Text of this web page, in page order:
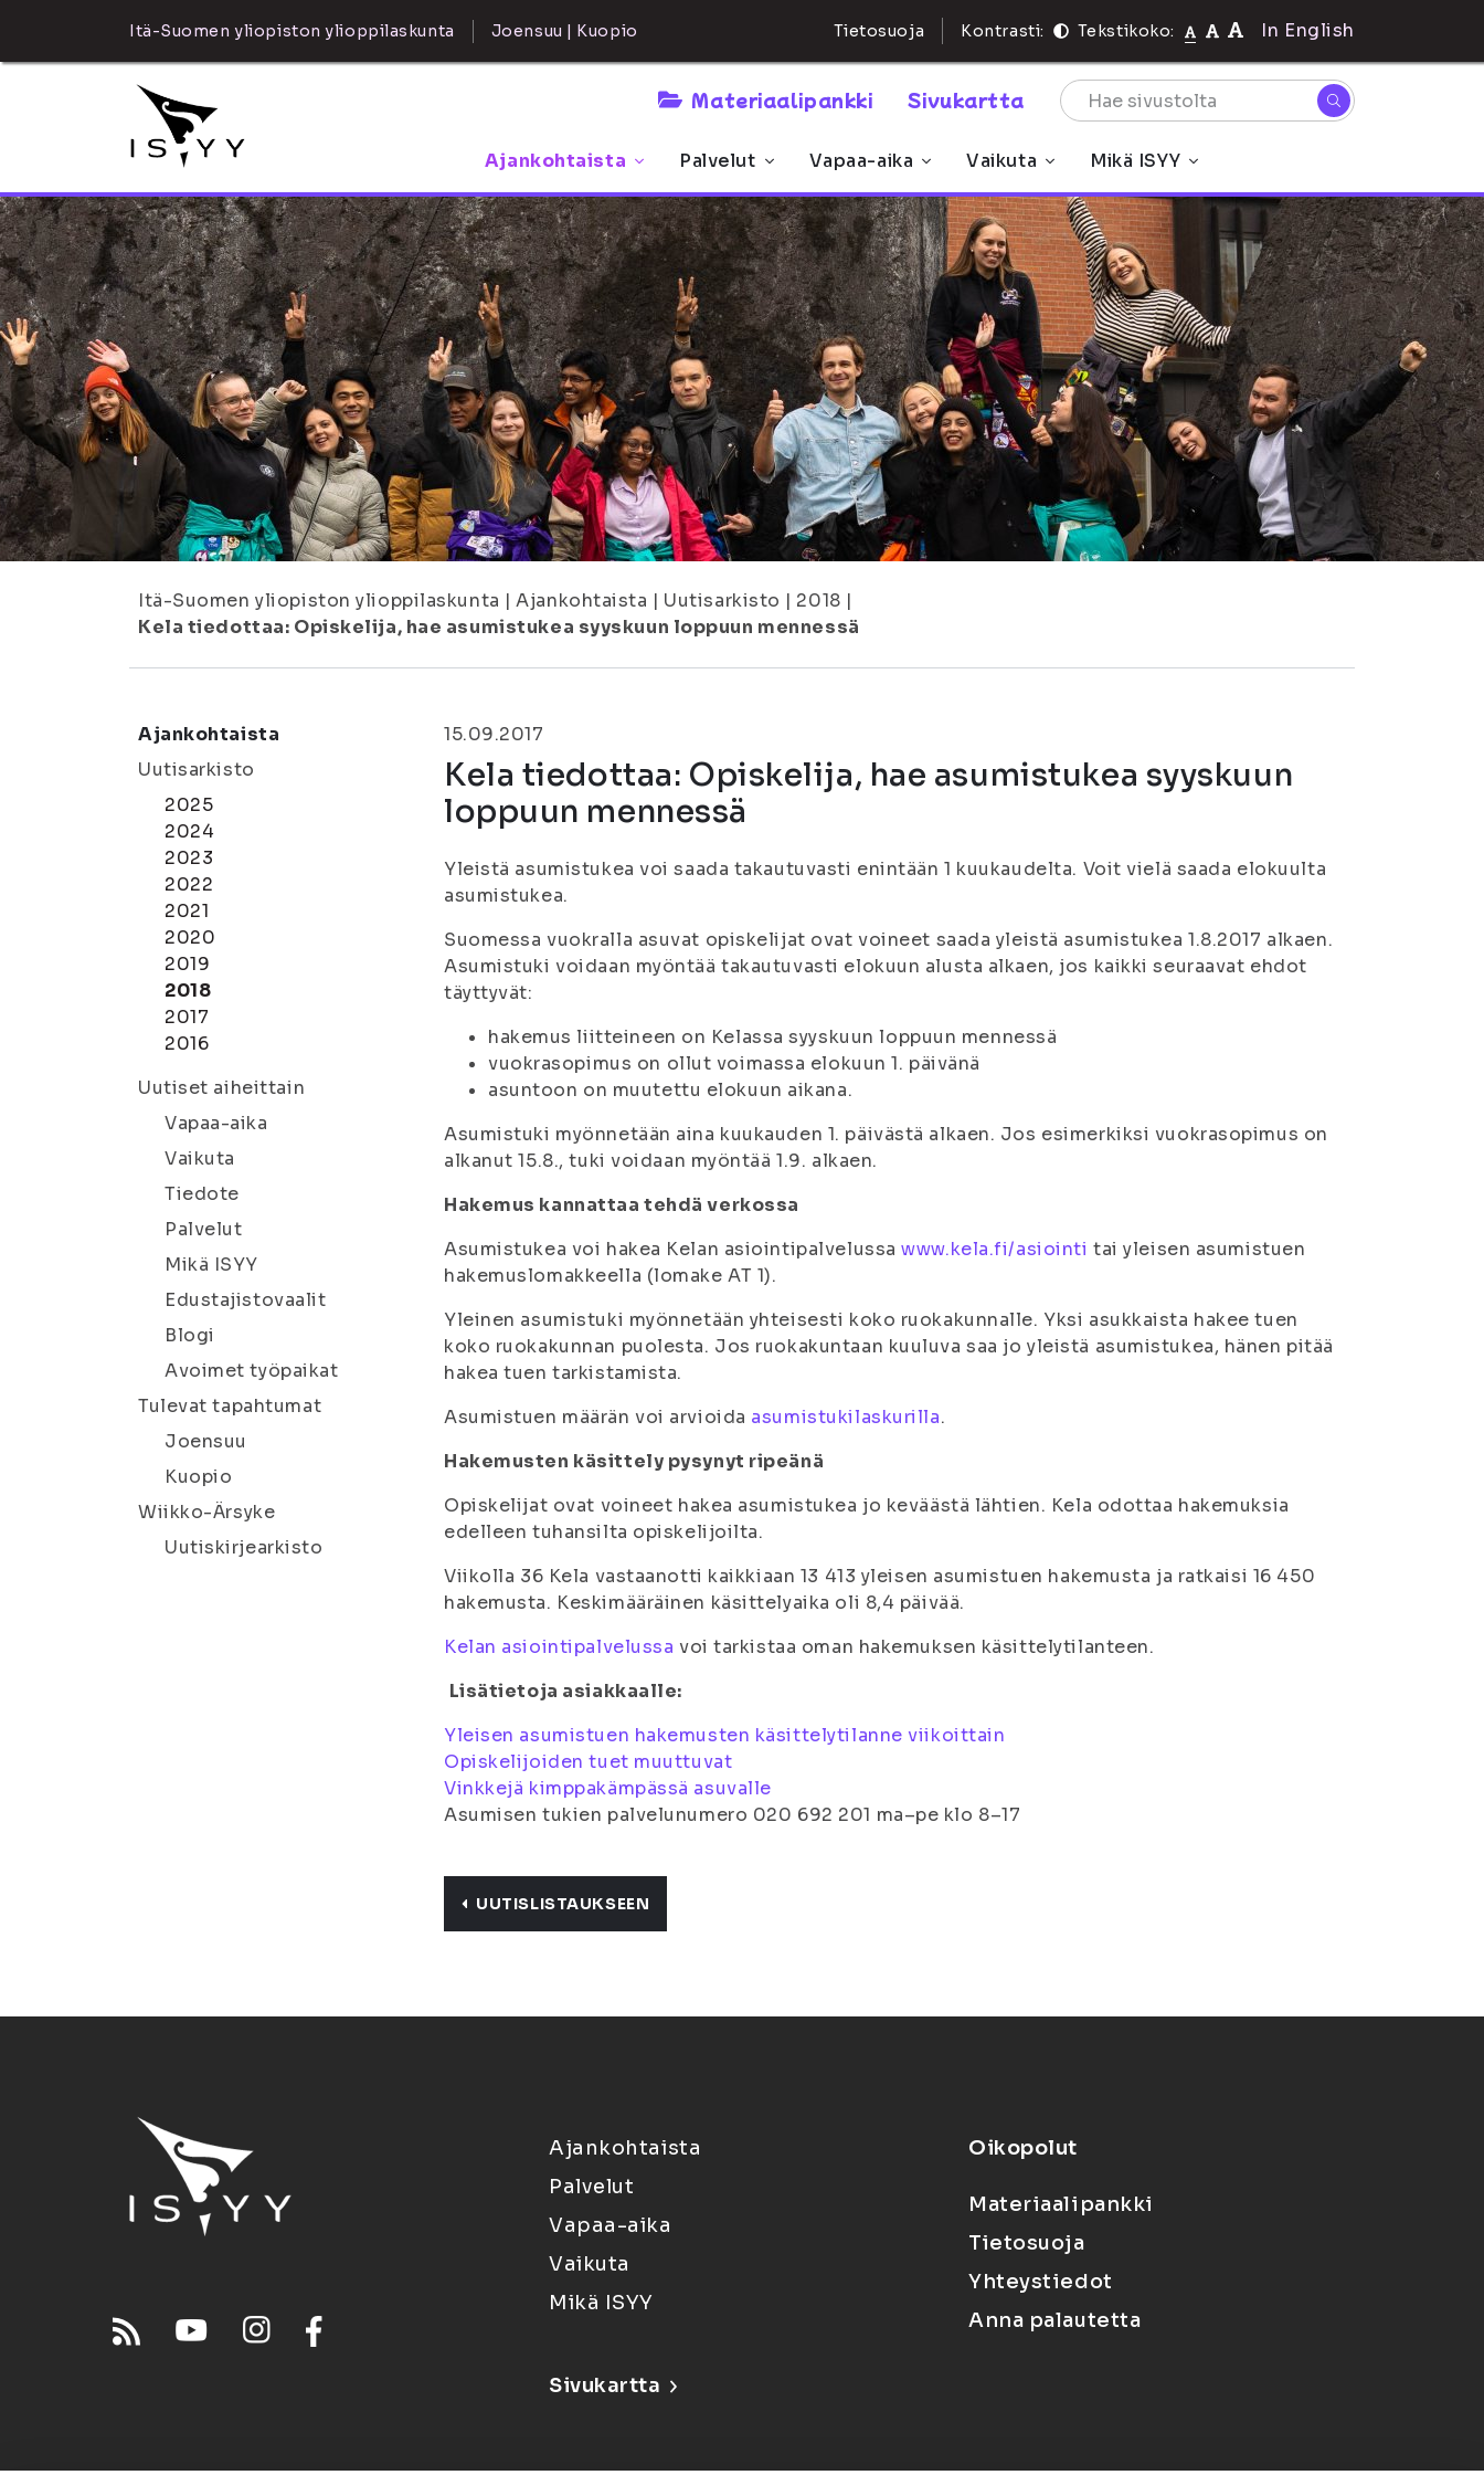
Itä-Suomen yliopiston ylioppilaskunta Joensuu | Kuopio Tietosuoja Kontrasti: Tekstikoko: In English
Materiaalipankki Sivukartta
Ajankohtaista Palvelut Vapaa-aika Vaikuta Mikä ISYY
Itä-Suomen yliopiston ylioppilaskunta | Ajankohtaista | Uutisarkisto | 2018 |
Kela tiedottaa: Opiskelija, hae asumistukea syyskuun loppuun mennessä
Ajankohtaista
Uutisarkisto
2025
2024
2023
2022
2021
2020
2019
2018
2017
2016
Uutiset aiheittain
Vapaa-aika
Vaikuta
Tiedote
Palvelut
Mikä ISYY
Edustajistovaalit
Blogi
Avoimet työpaikat
Tulevat tapahtumat
Joensuu
Kuopio
Wiikko-Ärsyke
Uutiskirjearkisto
15.09.2017
Kela tiedottaa: Opiskelija, hae asumistukea syyskuun
loppuun mennessä
Yleistä asumistukea voi saada takautuvasti enintään 1 kuukaudelta. Voit vielä saada elokuulta
asumistukea.
Suomessa vuokralla asuvat opiskelijat ovat voineet saada yleistä asumistukea 1.8.2017 alkaen.
Asumistuki voidaan myöntää takautuvasti elokuun alusta alkaen, jos kaikki seuraavat ehdot
täyttyvät:
hakemus liitteineen on Kelassa syyskuun loppuun mennessä
vuokrasopimus on ollut voimassa elokuun 1. päivänä
asuntoon on muutettu elokuun aikana.
Asumistuki myönnetään aina kuukauden 1. päivästä alkaen. Jos esimerkiksi vuokrasopimus on
alkanut 15.8., tuki voidaan myöntää 1.9. alkaen.
Hakemus kannattaa tehdä verkossa
Asumistukea voi hakea Kelan asiointipalvelussawww.kela.fi/asiointitai yleisen asumistuen
hakemuslomakkeella (lomake AT 1).
Yleinen asumistuki myönnetään yhteisesti koko ruokakunnalle. Yksi asukkaista hakee tuen
koko ruokakunnan puolesta. Jos ruokakuntaan kuuluva saa jo yleistä asumistukea, hänen pitää
hakea tuen tarkistamista.
Asumistuen määrän voi arvioida asumistukilaskurilla.
Hakemusten käsittely pysynyt ripeänä
Opiskelijat ovat voineet hakea asumistukea jo keväästä lähtien. Kela odottaa hakemuksia
edelleen tuhansilta opiskelijoilta.
Viikolla 36 Kela vastaanotti kaikkiaan 13 413 yleisen asumistuen hakemusta ja ratkaisi 16 450
hakemusta. Keskimääräinen käsittelyaika oli 8,4 päivää.
Kelan asiointipalvelussa voi tarkistaa oman hakemuksen käsittelytilanteen.
Lisätietoja asiakkaalle:
Yleisen asumistuen hakemusten käsittelytilanne viikoittain
Opiskelijoiden tuet muuttuvat
Vinkkejä kimppakämpässä asuvalle
Asumisen tukien palvelunumero 020 692 201 ma–pe klo 8–17
UUTISLISTAUKSEEN
Ajankohtaista
Palvelut
Vapaa-aika
Vaikuta
Mikä ISYY
Sivukartta
Oikopolut
Materiaalipankki
Tietosuoja
Yhteystiedot
Anna palautetta